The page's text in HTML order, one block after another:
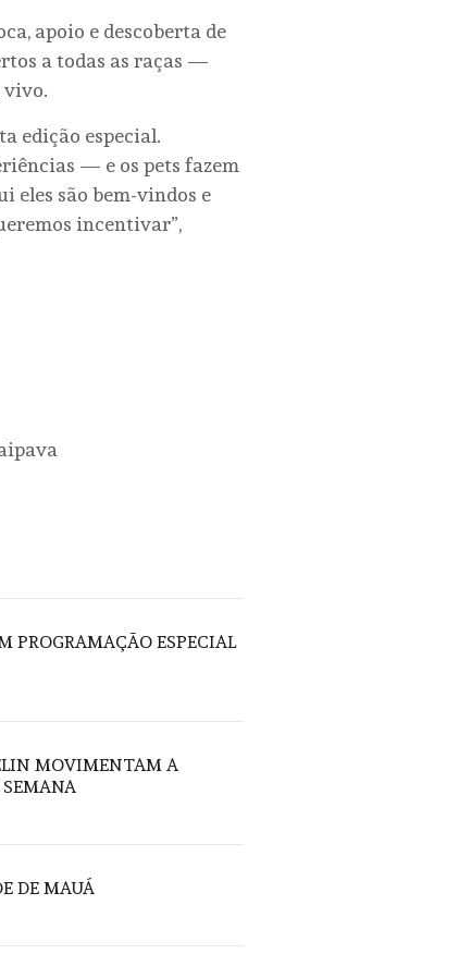
apoio e descoberta de
a todas as raças —
vivo.
edição especial.
— e os pets fazem
eles são bem-vindos e
incentivar”,
PROGRAMAÇÃO ESPECIAL
MOVIMENTAM A
SEMANA
DE MAUÁ